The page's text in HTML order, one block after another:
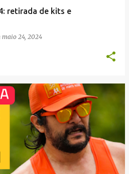
retirada de kits e
maio 24, 2024